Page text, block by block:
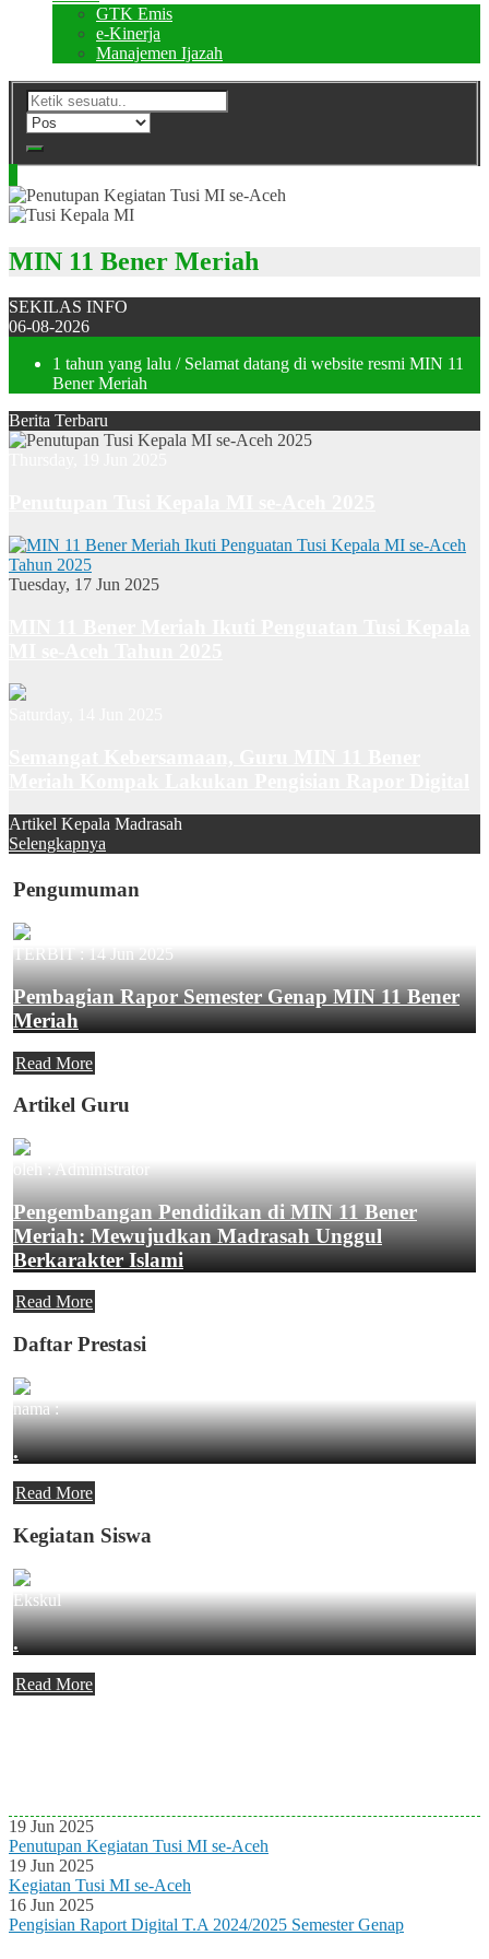
GTK Emis
e-Kinerja
Manajemen Ijazah
MIN 11 Bener Meriah
SEKILAS INFO
06-08-2026
1 tahun yang lalu / Selamat datang di website resmi MIN 11
Bener Meriah
Berita Terbaru
Tuesday, 17 Jun 2025
Artikel Kepala Madrasah
Selengkapnya
Pengumuman
TERBIT :14 Jun 2025
Pembagian Rapor Semester Genap MIN 11 Bener
Meriah
Read More
Artikel Guru
oleh : Administrator
Pengembangan Pendidikan di MIN 11 Bener
Meriah: Mewujudkan Madrasah Unggul
Berkarakter Islami
Read More
Daftar Prestasi
nama :
.
Read More
Kegiatan Siswa
Ekskul
.
Read More
19 Jun 2025
Penutupan Kegiatan Tusi MI se-Aceh
19 Jun 2025
Kegiatan Tusi MI se-Aceh
16 Jun 2025
Pengisian Raport Digital T.A 2024/2025 Semester Genap